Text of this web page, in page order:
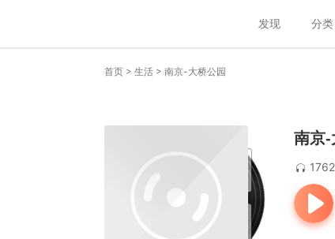
发现 分类
首页 > 生活 > 南京-大桥公园
南京-
1762